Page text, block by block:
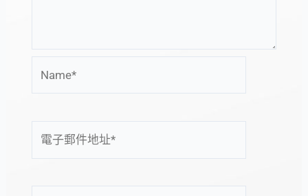
子